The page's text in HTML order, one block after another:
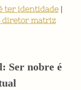
ter identidade|
diretor matriz
Ser nobre é